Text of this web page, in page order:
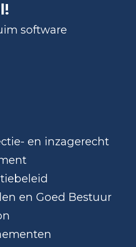
software
en inzagerecht
en Goed Bestuur